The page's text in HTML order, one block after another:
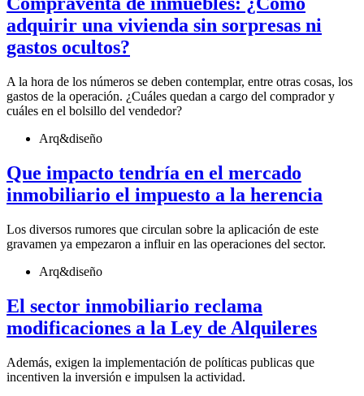
adquirir una vivienda sin sorpresas ni
gastos ocultos?
A la hora de los números se deben contemplar, entre otras cosas, los
gastos de la operación. ¿Cuáles quedan a cargo del comprador y
cuáles en el bolsillo del vendedor?
Arq&diseño
Que impacto tendría en el mercado
inmobiliario el impuesto a la herencia
Los diversos rumores que circulan sobre la aplicación de este
gravamen ya empezaron a influir en las operaciones del sector.
Arq&diseño
El sector inmobiliario reclama
modificaciones a la Ley de Alquileres
Además, exigen la implementación de políticas publicas que
incentiven la inversión e impulsen la actividad.